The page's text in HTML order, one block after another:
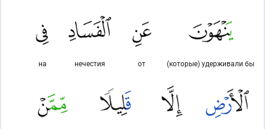
(которые) удерживали бы
от
нечестия
на